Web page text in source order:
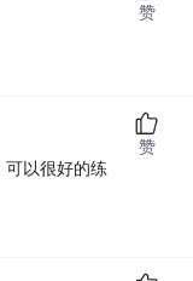
赞
以很好的练
赞